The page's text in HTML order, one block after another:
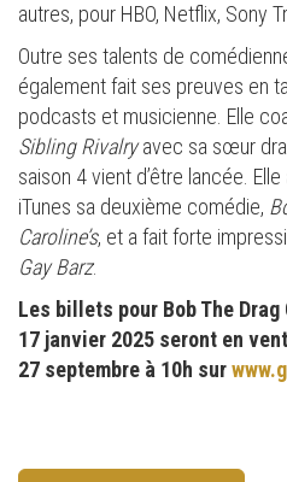
autres, pour HBO, Netflix, Sony
Outre ses talents de
également fait ses preuves en
podcasts et musicienne. Elle
Sibling Rivalryavec sa sœur
saison 4 vient d’être lancée.
iTunes sa deuxième comédie,
Caroline’s, et a fait forte
Gay Barz.
Les billets pour Bob The
17 janvier 2025 seront en
27 septembre à 10h sur